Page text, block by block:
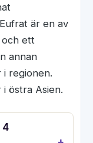
är en av
ett
annan
regionen.
östra Asien.
4